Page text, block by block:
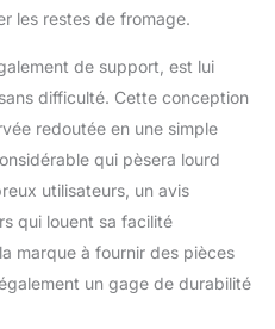
les restes de fromage.
de support, est lui
difficulté. Cette conception
redoutée en une simple
qui pèsera lourd
utilisateurs, un avis
qui louent sa facilité
marque à fournir des pièces
un gage de durabilité